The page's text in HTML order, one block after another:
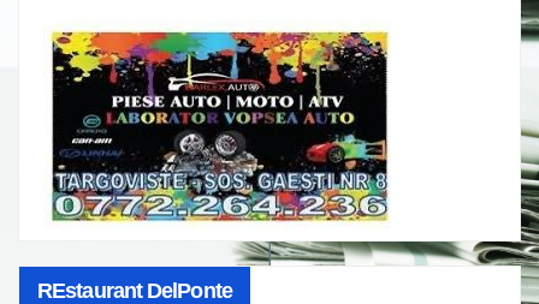
REstaurant DelPonte